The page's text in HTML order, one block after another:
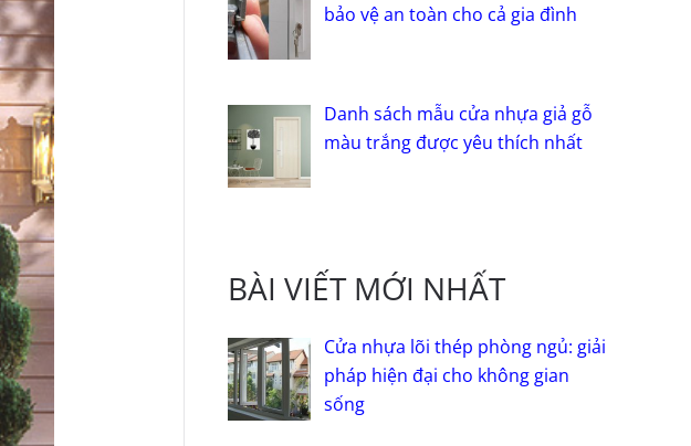
bảo vệ an toàn cho cả gia đình
Danh sách mẫu cửa nhựa giả gỗ
màu trắng được yêu thích nhất
BÀI VIẾT MỚI NHẤT
Cửa nhựa lõi thép phòng ngủ: giải
pháp hiện đại cho không gian
sống